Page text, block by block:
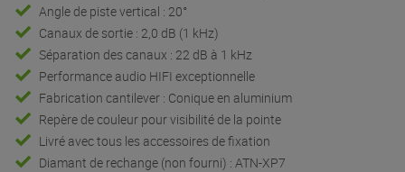
Angle de piste vertical : 20°
Canaux de sortie : 2,0 dB (1 kHz)
Séparation des canaux : 22 dB à 1 kHz
Performance audio HIFI exceptionnelle
Fabrication cantilever : Conique en aluminium
Repère de couleur pour visibilité de la pointe
Livré avec tous les accessoires de fixation
Diamant de rechange (non fourni) : ATN-XP7